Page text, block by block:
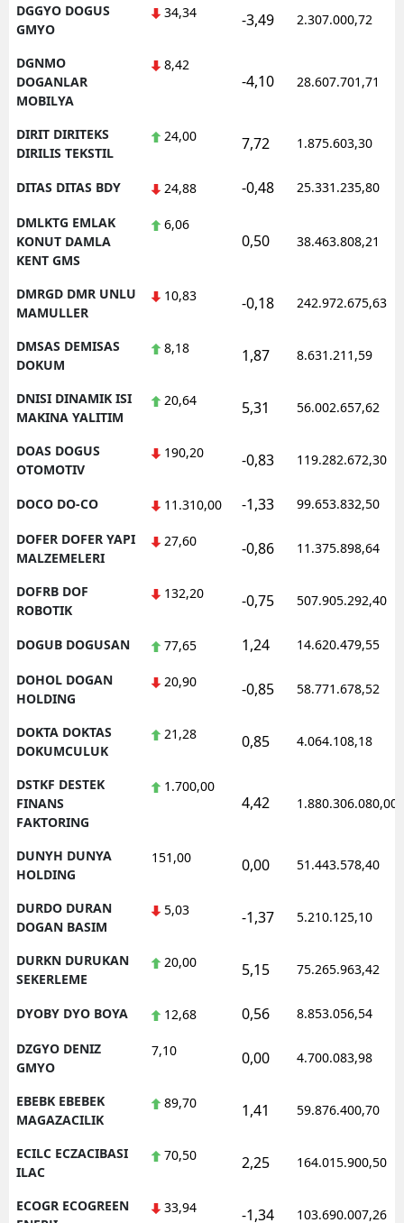
DGGYO DOGUS
GMYO
34,34 -3,49 2.307.000,72
DGNMO
DOGANLAR
MOBILYA
8,42
-4,10 28.607.701,71
DIRIT DIRITEKS
DIRILIS TEKSTIL
24,00 7,72 1.875.603,30
DITAS DITAS BDY 24,88 -0,48 25.331.235,80
DMLKTG EMLAK
KONUT DAMLA
KENT GMS
6,06
0,50 38.463.808,21
DMRGD DMR UNLU
MAMULLER
10,83 -0,18 242.972.675,63
DMSAS DEMISAS
DOKUM
8,18 1,87 8.631.211,59
DNISI DINAMIK ISI
MAKINA YALITIM
20,64 5,31 56.002.657,62
DOAS DOGUS
OTOMOTIV
190,20 -0,83 119.282.672,30
DOCO DO-CO 11.310,00 -1,33 99.653.832,50
DOFER DOFER YAPI
MALZEMELERI
27,60 -0,86 11.375.898,64
DOFRB DOF
ROBOTIK
132,20 -0,75 507.905.292,40
DOGUB DOGUSAN 77,65 1,24 14.620.479,55
DOHOL DOGAN
HOLDING
20,90 -0,85 58.771.678,52
DOKTA DOKTAS
DOKUMCULUK
21,28 0,85 4.064.108,18
DSTKF DESTEK
FINANS
FAKTORING
1.700,00
4,42 1.880.306.080,00
DUNYH DUNYA
HOLDING
151,00 0,00 51.443.578,40
DURDO DURAN
DOGAN BASIM
5,03 -1,37 5.210.125,10
DURKN DURUKAN
SEKERLEME
20,00 5,15 75.265.963,42
DYOBY DYO BOYA 12,68 0,56 8.853.056,54
DZGYO DENIZ
GMYO
7,10 0,00 4.700.083,98
EBEBK EBEBEK
MAGAZACILIK
89,70 1,41 59.876.400,70
ECILC ECZACIBASI
ILAC
70,50 2,25 164.015.900,50
ECOGR ECOGREEN
33,94 -1,34 103.690.007,26